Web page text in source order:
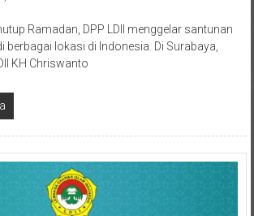
berbagai lokasi di Indonesia. Di Surabaya,
KH Chriswanto